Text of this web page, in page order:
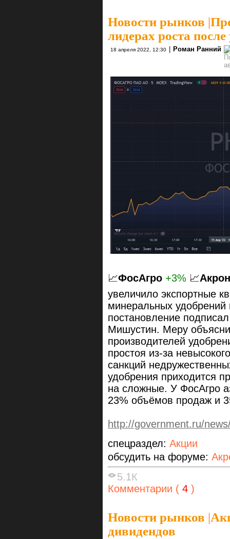
Новости рынков |
лидерах роста
18 апреля 2022, 12:30 Роман Ранний
📈ФосАгро +3% 📈Акрон
увеличило экспортные
минеральных удобрений
постановление
Мишустин. Меру
производителей
простоя из-за
санкций
удобрения приходится
на сложные. У ФосАгро
23% объёмов продаж и
http://government.ru/
спецраздел: Акции
обсудить на форуме:
5.1К
Комментарии ( 4 )
Новости рынков |
дивидендов